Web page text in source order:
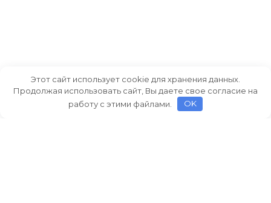
Этот сайт использует cookie для хранения данных.
Продолжая использовать сайт, Вы даете свое согласие на
работу с этими файлами.
OK